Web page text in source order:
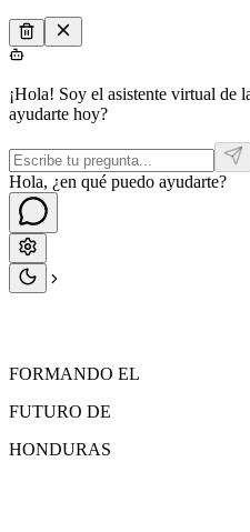
¡Hola! Soy el asistente virtual de
ayudarte hoy?
Hola, ¿en qué puedo ayudarte?
FORMANDO EL
FUTURO DE
HONDURAS